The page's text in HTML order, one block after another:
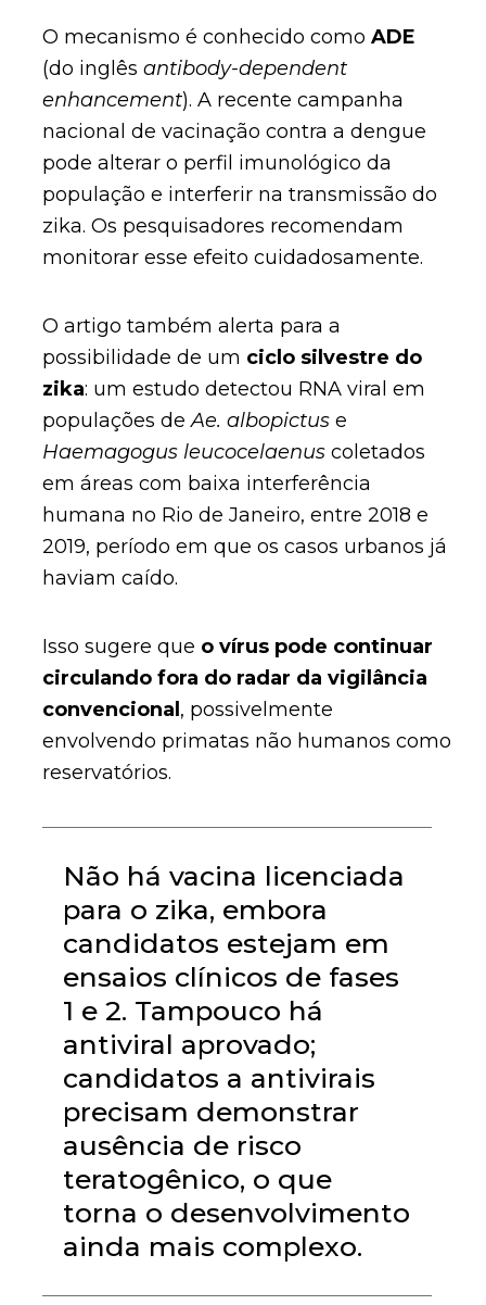
O mecanismo é conhecido como ADE
(do inglês antibody-dependent
enhancement). A recente campanha
nacional de vacinação contra a dengue
pode alterar o perfil imunológico da
população e interferir na transmissão do
zika. Os pesquisadores recomendam
monitorar esse efeito cuidadosamente.
O artigo também alerta para a
possibilidade de um ciclo silvestre do
zika: um estudo detectou RNA viral em
populações deAe. albopictuse
Haemagogus leucocelaenuscoletados
em áreas com baixa interferência
humana no Rio de Janeiro, entre 2018 e
2019, período em que os casos urbanos já
haviam caído.
Isso sugere que o vírus pode continuar
circulando fora do radar da vigilância
convencional , possivelmente
envolvendo primatas não humanos como
reservatórios.
Não há vacina licenciada
para o zika, embora
candidatos estejam em
ensaios clínicos de fases
1 e 2. Tampouco há
antiviral aprovado;
candidatos a antivirais
precisam demonstrar
ausência de risco
teratogênico, o que
torna o desenvolvimento
ainda mais complexo.